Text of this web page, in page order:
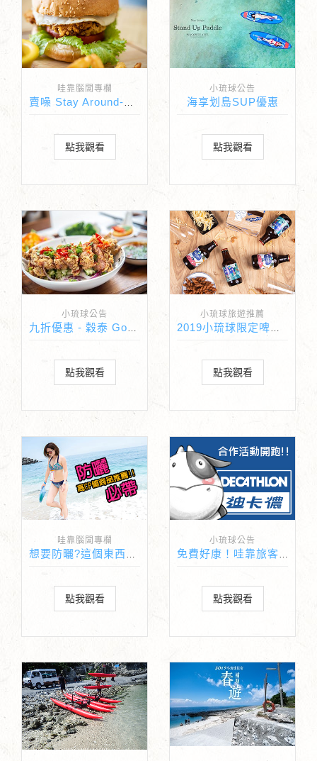
哇靠腦闆專欄
點我觀看
小琉球公告
海享划島SUP優惠
點我觀看
小琉球公告
九折優惠 - 穀泰 Good Thai泰式料理
點我觀看
小琉球旅遊推薦
2019小琉球限定啤酒上市啦
點我觀看
哇靠腦闆專欄
點我觀看
小琉球公告
點我觀看